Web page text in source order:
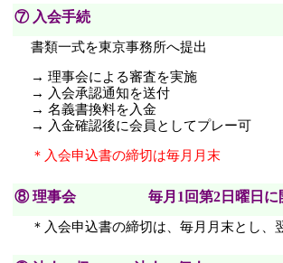
⑦ 入会手続
書類一式を東京事務所へ提出
→ 理事会による審査を実施
→ 入会承認通知を送付
→ 名義書換料を入金
→ 入金確認後に会員としてプレー可
＊入会申込書の締切は毎月月末
⑧ 理事会 毎月1回第2日曜日に
＊入会申込書の締切は、毎月月末とし、